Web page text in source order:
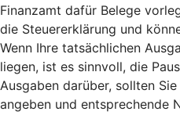
Finanzamt dafür Belege
die Steuererklärung und
Wenn Ihre tatsächlichen
liegen, ist es sinnvoll, die
Ausgaben darüber, sollten
angeben und entsprechende